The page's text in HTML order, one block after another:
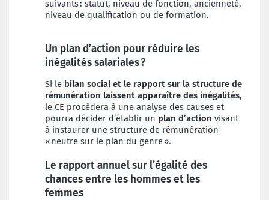
suivants : statut, niveau de fonction, ancienneté,
niveau de qualification ou de formation.
Un plan d’action pour réduire les
inégalités salariales ?
Si le bilan social et le rapport sur la structure de
rémunération laissent apparaître des inégalités,
le CE procèdera à une analyse des causes et
pourra décider d’établir un plan d’action visant
à instaurer une structure de rémunération
« neutre sur le plan du genre ».
Le rapport annuel sur l’égalité des
chances entre les hommes et les
femmes